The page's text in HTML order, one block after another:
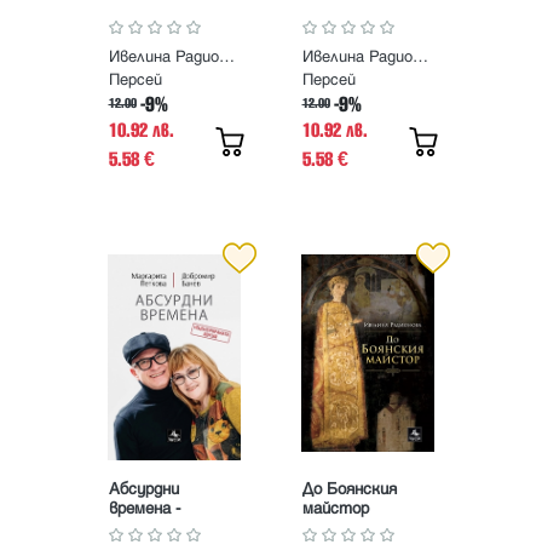
Ивелина Радионова
Персей
12.00 -9%
10.92 лв.
5.58€
Ивелина Радионова
Персей
12.00 -9%
10.92 лв.
5.58€
Абсурдни
времена -
Стихове
До Боянския
майстор